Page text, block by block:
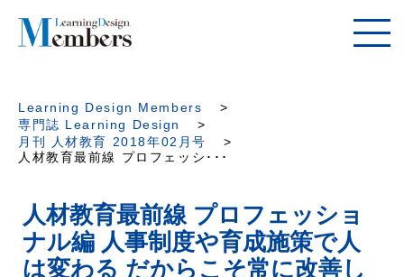
Learning Design Members
専門誌 Learning Design
月刊 人材教育 2018年02月号
人材教育最前線 プロフェッシ･･･
人材教育最前線 プロフェッショ
ナル編 人事制度や育成施策で人
は変わる だからこそ常に改善し